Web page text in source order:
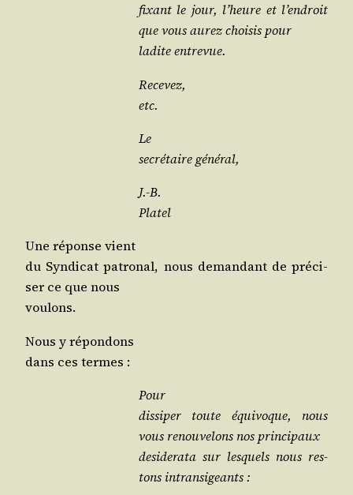
fixant le jour, l’heure et l’en­droit
que vous aurez choi­sis pour
ladite entrevue.
Recevez,
etc.
Le
secré­taire général,
J.-B.
Platel
Une réponse vient
du Syn­di­cat patro­nal, nous deman­dant de pré­ci­
ser ce que nous
voulons.
Nous y répondons
dans ces termes :
Pour
dis­si­per toute équi­voque, nous
vous renou­ve­lons nos principaux
desi­de­ra­ta sur les­quels nous res­
tons intransigeants :